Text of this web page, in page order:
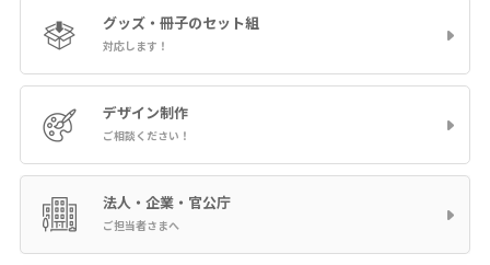
グッズ・冊子のセット組
対応します！
デザイン制作
ご相談ください！
法人・企業・官公庁
ご担当者さまへ